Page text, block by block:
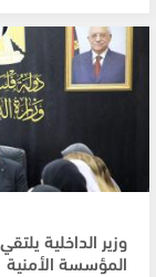
وزير الداخلية
المؤسسة الأمنية